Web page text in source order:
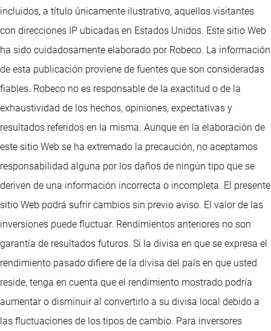
incluidos, a título únicamente ilustrativo, aquellos visitantes
con direcciones IP ubicadas en Estados Unidos. Este sitio Web
ha sido cuidadosamente elaborado por Robeco. La información
de esta publicación proviene de fuentes que son consideradas
fiables. Robeco no es responsable de la exactitud o de la
exhaustividad de los hechos, opiniones, expectativas y
resultados referidos en la misma. Aunque en la elaboración de
este sitio Web se ha extremado la precaución, no aceptamos
responsabilidad alguna por los daños de ningún tipo que se
deriven de una información incorrecta o incompleta. El presente
sitio Web podrá sufrir cambios sin previo aviso. El valor de las
inversiones puede fluctuar. Rendimientos anteriores no son
garantía de resultados futuros. Si la divisa en que se expresa el
rendimiento pasado difiere de la divisa del país en que usted
reside, tenga en cuenta que el rendimiento mostrado podría
aumentar o disminuir al convertirlo a su divisa local debido a
las fluctuaciones de los tipos de cambio. Para inversores